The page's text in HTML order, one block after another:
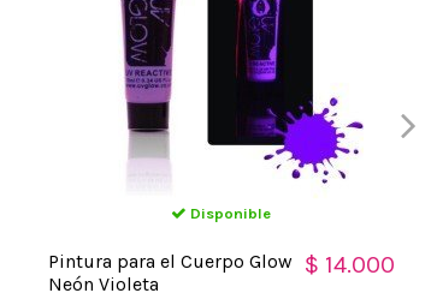
Disponible
Pintura para el Cuerpo Glow
Neón Violeta
$ 14.000